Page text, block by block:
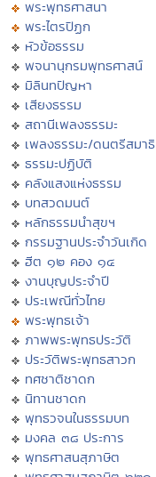
พระพุทธศาสนา
พระไตรปิฏก
หัวข้อธรรม
พจนานุกรมพุทธศาสน์
มิลินทปัญหา
เสียงธรรม
สถานีเพลงธรรมะ
เพลงธรรมะ/ดนตรีสมาธิ
ธรรมะปฏิบัติ
คลังแสงแห่งธรรม
บทสวดมนต์
หลักธรรมนำสุขฯ
กรรมฐานประจำวันเกิด
ฮีต ๑๒ คอง ๑๔
งานบุญประจำปี
ประเพณีทั่วไทย
พระพุทธเจ้า
ภาพพระพุทธประวัติ
ประวัติพระพุทธสาวก
ทศชาติชาดก
นิทานชาดก
พุทธวจนในธรรมบท
มงคล ๓๘ ประการ
พุทธศาสนสุภาษิต